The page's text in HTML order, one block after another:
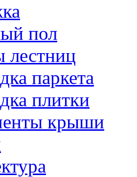
пол
лестниц
паркета
плитки
крыши